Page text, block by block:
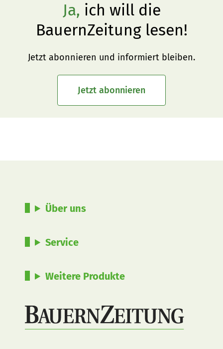
Ja, ich will die
BauernZeitung lesen!
Jetzt abonnieren und informiert bleiben.
Jetzt abonnieren
Über uns
Service
Weitere Produkte